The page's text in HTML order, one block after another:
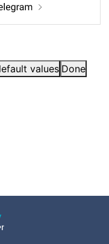
values Done